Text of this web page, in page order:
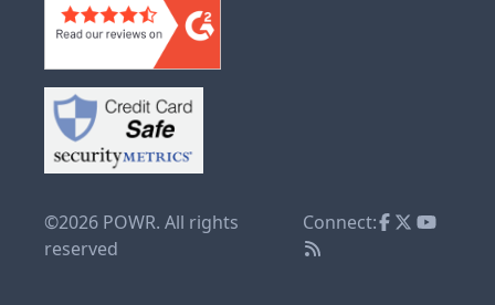
©2026 POWR. All rights
reserved
Connect: